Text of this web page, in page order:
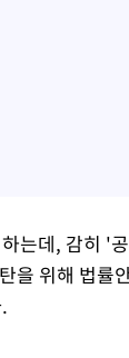
는데, 감히 '
위해 법률